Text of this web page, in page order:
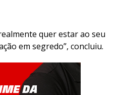
quer estar ao seu
em segredo”, concluiu.